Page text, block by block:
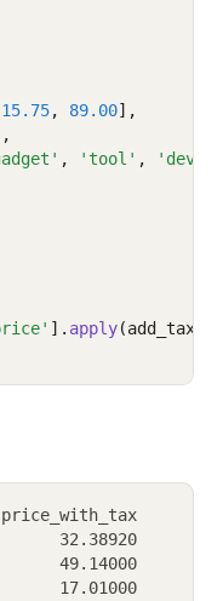
15.75, 89.00],
, 'tool' ,
]. apply(add_tax)
32.38920
49.14000
17.01000